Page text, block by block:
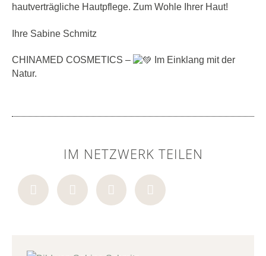
hautverträgliche Hautpflege. Zum Wohle Ihrer Haut!
Ihre Sabine Schmitz
CHINAMED COSMETICS –
Im Einklang mit der
Natur.
IM NETZWERK TEILEN